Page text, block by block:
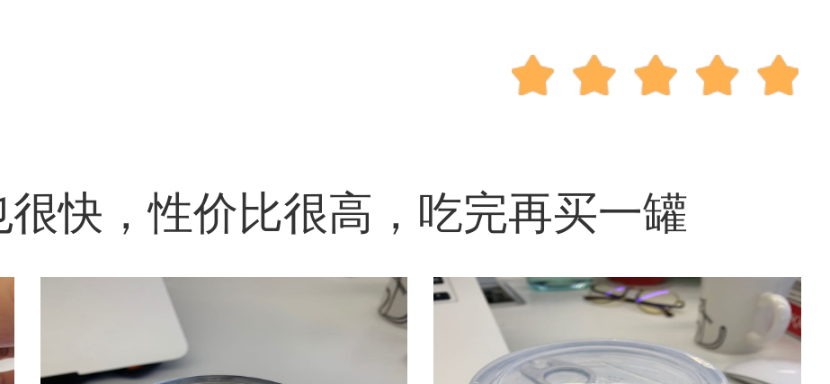
快，性价比很高，吃完再买一罐